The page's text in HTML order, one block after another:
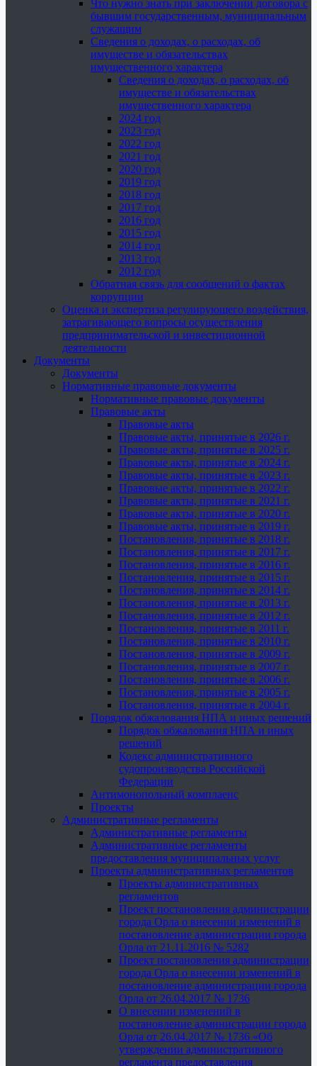
Что нужно знать при заключении договора с
бывшим государственным, муниципальным
служащим
Сведения о доходах, о расходах, об
имуществе и обязательствах
имущественного характера
Сведения о доходах, о расходах, об
имуществе и обязательствах
имущественного характера
2024 год
2023 год
2022 год
2021 год
2020 год
2019 год
2018 год
2017 год
2016 год
2015 год
2014 год
2013 год
2012 год
Обратная связь для сообщений о фактах
коррупции
Оценка и экспертиза регулирующего воздействия,
затрагивающего вопросы осуществления
предпринимательской и инвестиционной
деятельности
Документы
Документы
Нормативные правовые документы
Нормативные правовые документы
Правовые акты
Правовые акты
Правовые акты, принятые в 2026 г.
Правовые акты, принятые в 2025 г.
Правовые акты, принятые в 2024 г.
Правовые акты, принятые в 2023 г.
Правовые акты, принятые в 2022 г.
Правовые акты, принятые в 2021 г.
Правовые акты, принятые в 2020 г.
Правовые акты, принятые в 2019 г.
Постановления, принятые в 2018 г.
Постановления, принятые в 2017 г.
Постановления, принятые в 2016 г.
Постановления, принятые в 2015 г.
Постановления, принятые в 2014 г.
Постановления, принятые в 2013 г.
Постановления, принятые в 2012 г.
Постановления, принятые в 2011 г.
Постановления, принятые в 2010 г.
Постановления, принятые в 2009 г.
Постановления, принятые в 2007 г.
Постановления, принятые в 2006 г.
Постановления, принятые в 2005 г.
Постановления, принятые в 2004 г.
Порядок обжалования НПА и иных решений
Порядок обжалования НПА и иных
решений
Кодекс административного
судопроизводства Российской
Федерации
Антимонопольный комплаенс
Проекты
Административные регламенты
Административные регламенты
Административные регламенты
предоставления муниципальных услуг
Проекты административных регламентов
Проекты административных
регламентов
Проект постановления администрации
города Орла о внесении изменений в
постановление администрации города
Орла от 21.11.2016 № 5282
Проект постановления администрации
города Орла о внесении изменений в
постановление администрации города
Орла от 26.04.2017 № 1736
О внесении изменений в
постановление администрации города
Орла от 26.04.2017 № 1736 «Об
утверждении административного
регламента предоставления